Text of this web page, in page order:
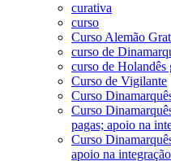
curativa
curso
Curso Alemão
curso de
curso de
Curso de Vigilante
Curso
Curso
pagas; apoio na
Curso
apoio na